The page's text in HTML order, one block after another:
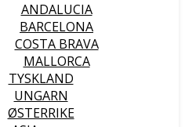
ANDALUCIA
BARCELONA
COSTA BRAVA
MALLORCA
TYSKLAND
UNGARN
ØSTERRIKE